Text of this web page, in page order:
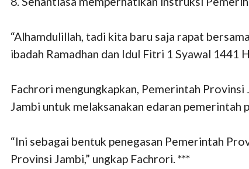
“Alhamdulillah, tadi kita baru saja rapat
ibadah Ramadhan dan Idul Fitri 1 Syawal 1441
Fachrori mengungkapkan, Pemerintah
Jambi untuk melaksanakan edaran pemerintah
“Ini sebagai bentuk penegasan Pemerintah
Provinsi Jambi,” ungkap Fachrori. ***